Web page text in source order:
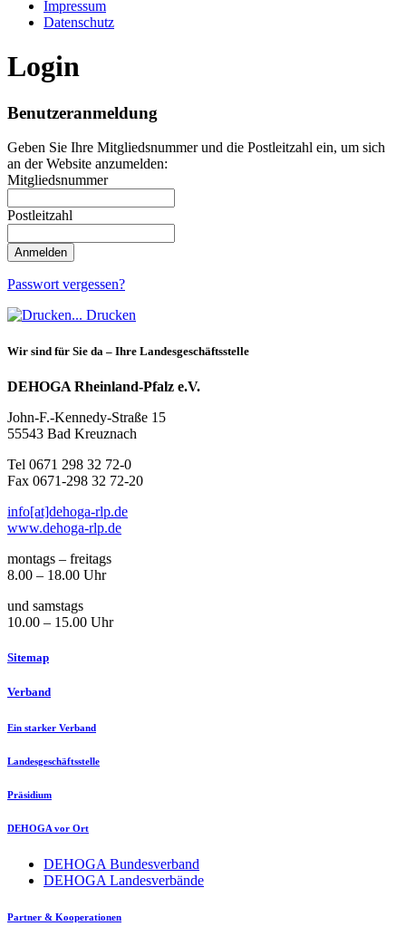
Impressum
Datenschutz
Login
Benutzeranmeldung
Geben Sie Ihre Mitgliedsnummer und die Postleitzahl ein, um sich
an der Website anzumelden:
Mitgliedsnummer
Postleitzahl
Passwort vergessen?
Drucken
Wir sind für Sie da – Ihre Landesgeschäftsstelle
DEHOGA Rheinland-Pfalz e.V.
John-F.-Kennedy-Straße 15
55543 Bad Kreuznach
Tel 0671 298 32 72-0
Fax 0671-298 32 72-20
info​[at]​dehoga-rlp.de
www.dehoga-rlp.de
montags – freitags
8.00 – 18.00 Uhr
und samstags
10.00 – 15.00 Uhr
Sitemap
Verband
Ein starker Verband
Landesgeschäftsstelle
Präsidium
DEHOGA vor Ort
DEHOGA Bundesverband
DEHOGA Landesverbände
Partner & Kooperationen